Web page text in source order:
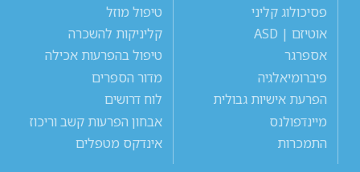
פסיכולוג קליני
אוטיזם | ASD
אספרגר
פיברומיאלגיה
הפרעת אישיות גבולית
מיינדפולנס
התמכרות
טיפול מוזל
קליניקות להשכרה
טיפול בהפרעות אכילה
מדור הספרים
לוח דרושים
אבחון הפרעות קשב וריכוז
אינדקס מטפלים